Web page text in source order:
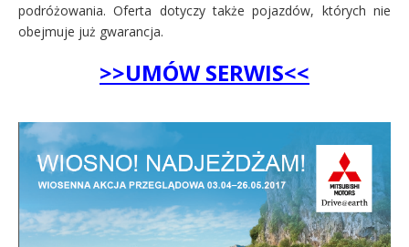
podróżowania. Oferta dotyczy także pojazdów, których nie
obejmuje już gwarancja.
>>UMÓW SERWIS<<